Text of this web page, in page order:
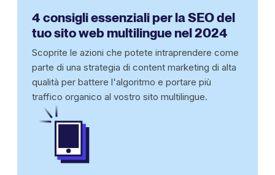
4 consigli essenziali per la SEO del
tuo sito web multilingue nel 2024
Scoprite le azioni che potete intraprendere come
parte di una strategia di content marketing di alta
qualità per battere l'algoritmo e portare più
traffico organico al vostro sito multilingue.